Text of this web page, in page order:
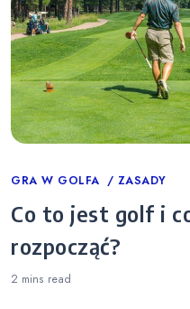
Categories
GRA W GOLFA ZASADY
Co to jest golf i
rozpocząć?
2 mins read